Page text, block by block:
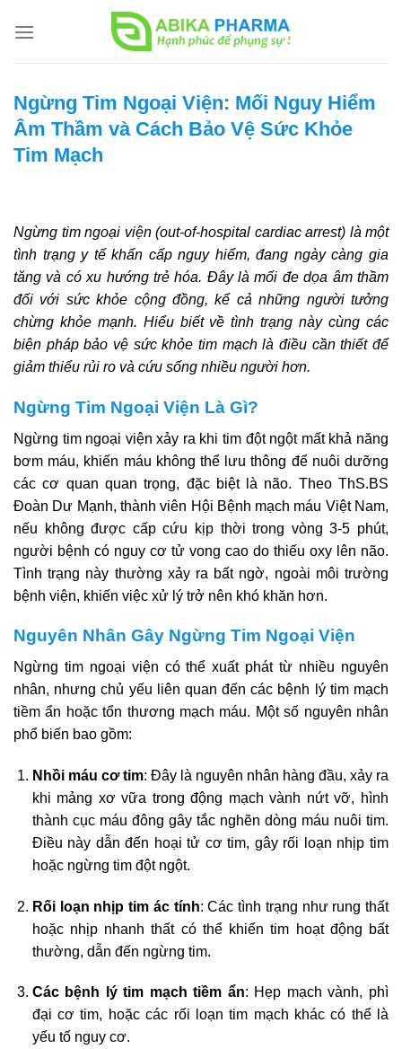
Ngừng Tim Ngoại Viện: Mối Nguy Hiểm
Âm Thầm và Cách Bảo Vệ Sức Khỏe
Tim Mạch
Ngừng tim ngoại viện (out-of-hospital cardiac arrest) là một
tình trạng y tế khẩn cấp nguy hiểm, đang ngày càng gia
tăng và có xu hướng trẻ hóa. Đây là mối đe dọa âm thầm
đối với sức khỏe cộng đồng, kể cả những người tưởng
chừng khỏe mạnh. Hiểu biết về tình trạng này cùng các
biện pháp bảo vệ sức khỏe tim mạch là điều cần thiết để
giảm thiểu rủi ro và cứu sống nhiều người hơn.
Ngừng Tim Ngoại Viện Là Gì?
Ngừng tim ngoại viện xảy ra khi tim đột ngột mất khả năng
bơm máu, khiến máu không thể lưu thông để nuôi dưỡng
các cơ quan quan trọng, đặc biệt là não. Theo ThS.BS
Đoàn Dư Mạnh, thành viên Hội Bệnh mạch máu Việt Nam,
nếu không được cấp cứu kịp thời trong vòng 3-5 phút,
người bệnh có nguy cơ tử vong cao do thiếu oxy lên não.
Tình trạng này thường xảy ra bất ngờ, ngoài môi trường
bệnh viện, khiến việc xử lý trở nên khó khăn hơn.
Nguyên Nhân Gây Ngừng Tim Ngoại Viện
Ngừng tim ngoại viện có thể xuất phát từ nhiều nguyên
nhân, nhưng chủ yếu liên quan đến các bệnh lý tim mạch
tiềm ẩn hoặc tổn thương mạch máu. Một số nguyên nhân
phổ biến bao gồm:
Nhồi máu cơ tim: Đây là nguyên nhân hàng đầu, xảy ra
khi mảng xơ vữa trong động mạch vành nứt vỡ, hình
thành cục máu đông gây tắc nghẽn dòng máu nuôi tim.
Điều này dẫn đến hoại tử cơ tim, gây rối loạn nhịp tim
hoặc ngừng tim đột ngột.
Rối loạn nhịp tim ác tính: Các tình trạng như rung thất
hoặc nhịp nhanh thất có thể khiến tim hoạt động bất
thường, dẫn đến ngừng tim.
Các bệnh lý tim mạch tiềm ẩn: Hẹp mạch vành, phì
đại cơ tim, hoặc các rối loạn tim mạch khác có thể là
yếu tố nguy cơ.